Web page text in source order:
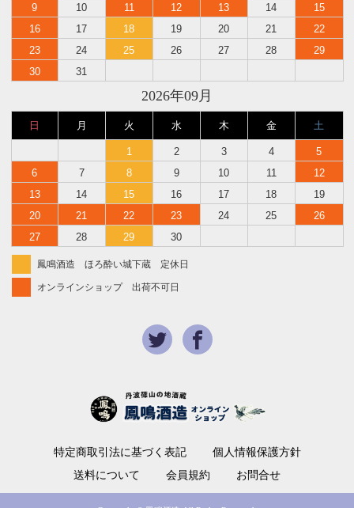
9
10 11 12 13 14
15
16
17 18 19 20 21
22
23
24 25 26 27 28
29
30
31
2026年09月
日 月 火 水 木 金 土
1 2 3 4
5
6
7 8 9 10 11
12
13
14 15 16 17 18
19
20
21 22 23 24 25
26
27
28 29 30
鳳鳴酒造 ほろ酔い城下蔵 定休日
オンラインショップ 出荷不可日
特定商取引法に基づく表記
個人情報保護方針
送料について
会員規約 お問合せ